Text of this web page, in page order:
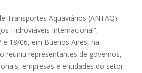
Transportes Aquaviários (ANTAQ)
Hidroviáveis Internacional”,
18/06, em Buenos Aires, na
reuniu representantes de governos,
empresas e entidades do setor